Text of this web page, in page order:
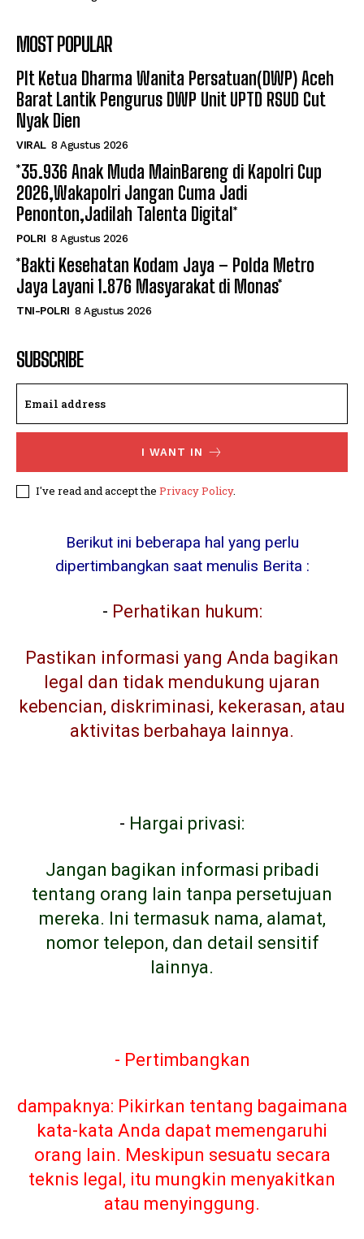
MOST POPULAR
Plt Ketua Dharma Wanita Persatuan(DWP) Aceh
Barat Lantik Pengurus DWP Unit UPTD RSUD Cut
Nyak Dien
VIRAL 8 Agustus 2026
*35.936 Anak Muda MainBareng di Kapolri Cup
2026,Wakapolri Jangan Cuma Jadi
Penonton,Jadilah Talenta Digital*
POLRI 8 Agustus 2026
*Bakti Kesehatan Kodam Jaya – Polda Metro
Jaya Layani 1.876 Masyarakat di Monas*
TNI-POLRI 8 Agustus 2026
SUBSCRIBE
I WANT IN
I've read and accept the Privacy Policy.
Berikut ini beberapa hal yang perlu
dipertimbangkan saat menulis Berita :
- Perhatikan hukum:
Pastikan informasi yang Anda bagikan
legal dan tidak mendukung ujaran
kebencian, diskriminasi, kekerasan, atau
aktivitas berbahaya lainnya.
- Hargai privasi:
Jangan bagikan informasi pribadi
tentang orang lain tanpa persetujuan
mereka. Ini termasuk nama, alamat,
nomor telepon, dan detail sensitif
lainnya.
- Pertimbangkan
dampaknya: Pikirkan tentang bagaimana
kata-kata Anda dapat memengaruhi
orang lain. Meskipun sesuatu secara
teknis legal, itu mungkin menyakitkan
atau menyinggung.